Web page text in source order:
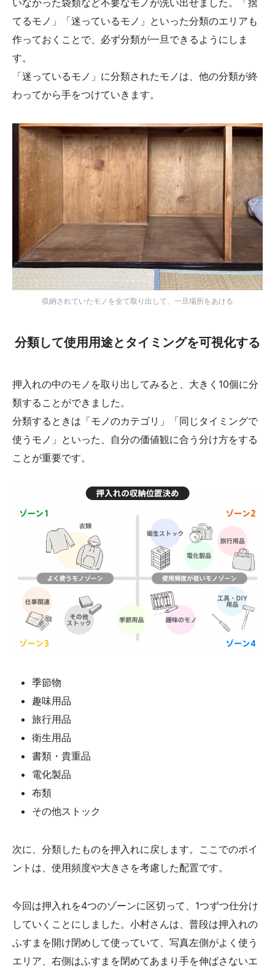
てるモノ」「迷っているモノ」といった分類のエリアも
作っておくことで、必ず分類が一旦できるようにしま
す。
「迷っているモノ」に分類されたモノは、他の分類が終
わってから手をつけていきます。
収納されていたモノを全て取り出して、一旦場所をあける
分類して使用用途とタイミングを可視化する
押入れの中のモノを取り出してみると、大きく10個に分
類することができました。
分類するときは「モノのカテゴリ」「同じタイミングで
使うモノ」といった、自分の価値観に合う分け方をする
ことが重要です。
季節物
趣味用品
旅行用品
衛生用品
書類・貴重品
電化製品
布類
その他ストック
次に、分類したものを押入れに戻します。ここでのポイ
ントは、使用頻度や大きさを考慮した配置です。
今回は押入れを4つのゾーンに区切って、1つずつ仕分け
していくことにしました。小村さんは、普段は押入れの
ふすまを開け閉めして使っていて、写真左側がよく使う
エリア、右側はふすまを閉めてあまり手を伸ばさないエ